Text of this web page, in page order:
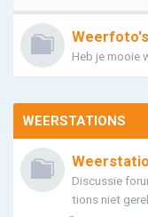
Weerfoto's
Heb je mooie
WEERSTATIONS
Discussie
tions niet